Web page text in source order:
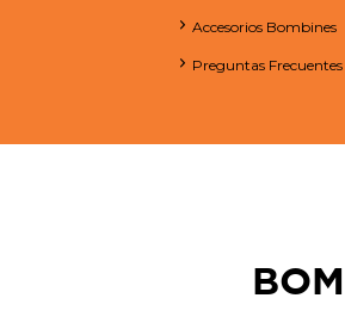
Accesorios Bombines
Preguntas Frecuentes